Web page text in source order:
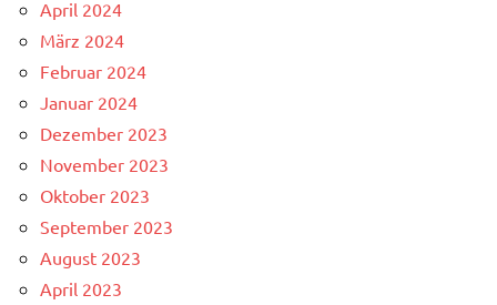
April 2024
März 2024
Februar 2024
Januar 2024
Dezember 2023
November 2023
Oktober 2023
September 2023
August 2023
April 2023